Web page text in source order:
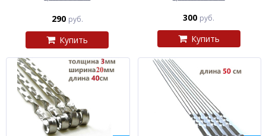
290 руб.
Купить
300 руб.
Купить